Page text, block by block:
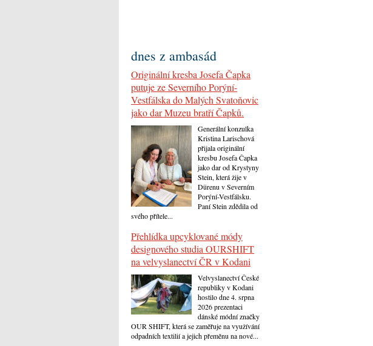
dnes z ambasád
Originální kresba Josefa Čapka
putuje ze Severního Porýní-
Vestfálska do Malých Svatoňovic
jako dar Muzeu bratří Čapků.
Generální konzulka
Kristina Larischová
přijala originální
kresbu Josefa Čapka
jako dar od Krystyny
Stein, která žije v
Dürenu v Severním
Porýní-Vestfálsku.
Paní Stein zdědila od
svého přítele...
Přehlídka upcyklované módy
designového studia OURSHIFT
na velvyslanectví ČR v Kodani
Velvyslanectví České
republiky v Kodani
hostilo dne 4. srpna
2026 prezentaci
dánské módní značky
OUR SHIFT, která se zaměřuje na využívání
odpadních textilií a jejich přeměnu na nové...